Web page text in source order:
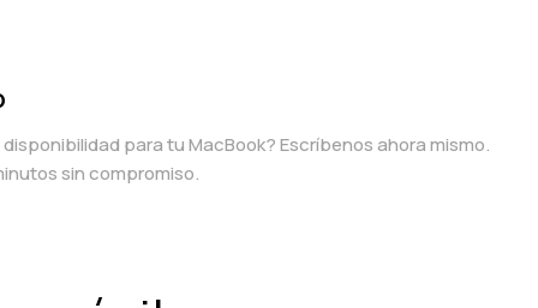
para tu MacBook? Escríbenos ahora mismo.
sin compromiso.